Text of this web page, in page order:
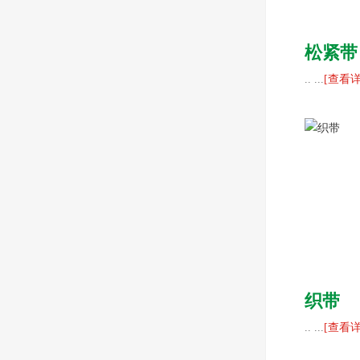
松紧带
.. ... [查看
织带
.. ... [查看